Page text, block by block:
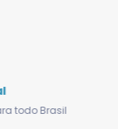
Brasil